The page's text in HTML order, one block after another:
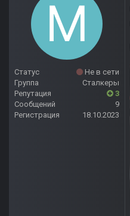
Статус
Не в сети
Группа
Сталкеры
Репутация
3
Сообщений
9
Регистрация
18.10.2023